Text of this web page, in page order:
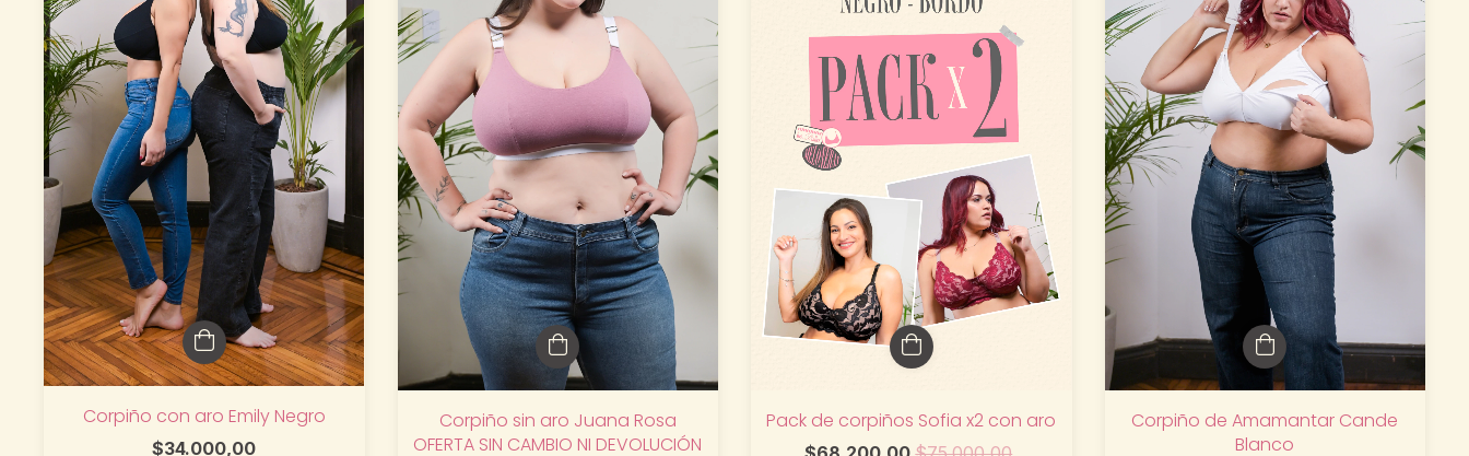
Corpiño con aro Emily Negro
$34.000,00
Corpiño sin aro Juana Rosa
OFERTA SIN CAMBIO NI DEVOLUCIÓN
Pack de corpiños Sofia x2 con aro
Corpiño de Amamantar Cande
Blanco